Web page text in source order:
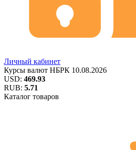
Личный кабинет
Курсы валют НБРК 10.08.2026
USD: 469.93
RUB: 5.71
Каталог товаров